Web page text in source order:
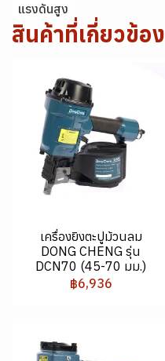
แรงดันสูง
สินค้าที่เกี่ยวข้อง
เครื่องยิงตะปูม้วนลม
DONG CHENG รุ่น
DCN70 (45-70 มม.)
฿6,936